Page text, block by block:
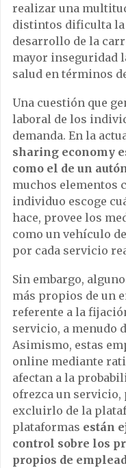
realizar una
distintos dificulta la
desarrollo de la
mayor inseguridad
salud en términos
Una cuestión que
laboral de los
demanda. En la
sharing economy
como el de un
muchos elementos
individuo escoge
hace, provee los
como un vehículo
por cada servicio
Sin embargo,
más propios de un
referente a la
servicio, a menudo
Asimismo, estas
online mediante
afectan a la
ofrezca un servicio,
excluirlo de la
plataformas están
control sobre los
propios de